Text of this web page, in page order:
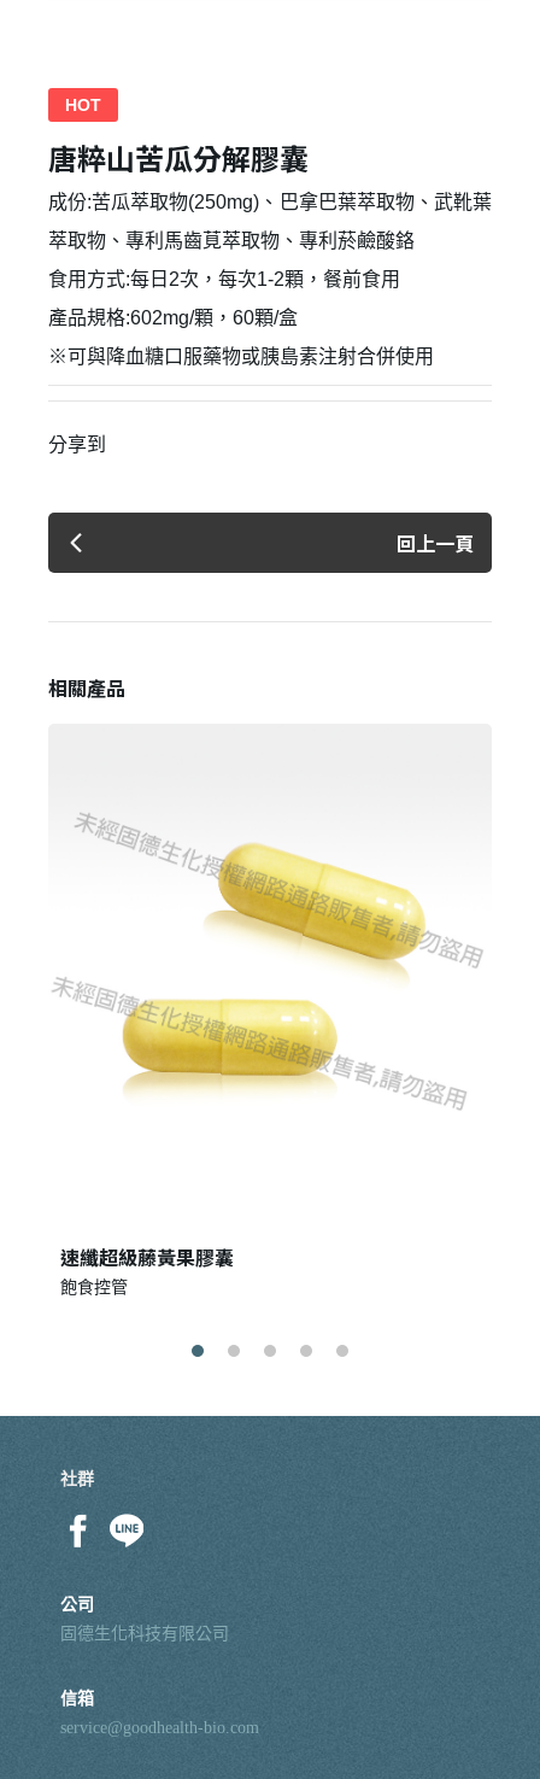
我 要 註 冊
HOT
唐粹山苦瓜分解膠囊
成份:苦瓜萃取物(250mg)、巴拿巴葉萃取物、武靴葉
萃取物、專利馬齒莧萃取物、專利菸鹼酸鉻
食用方式:每日2次，每次1-2顆，餐前食用
產品規格:602mg/顆，60顆/盒
※可與降血糖口服藥物或胰島素注射合併使用
分享到
回上一頁
相關產品
速纖超級藤黃果膠囊
飽食控管
公司
固德生化科技有限公司
信箱
service@goodhealth-bio.com
社群